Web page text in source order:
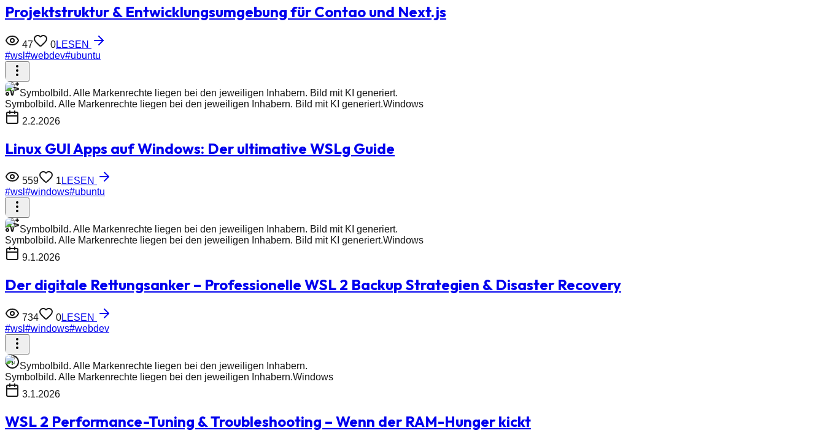
Projektstruktur & Entwicklungsumgebung für Contao und Next.js
47 0LESEN
#wsl #webdev#ubuntu
Symbolbild. Alle Markenrechte liegen bei den jeweiligen Inhabern. Bild mit KI generiert.
Symbolbild. Alle Markenrechte liegen bei den jeweiligen Inhabern. Bild mit KI generiert.Windows
2.2.2026
Linux GUI Apps auf Windows: Der ultimative WSLg Guide
559 1LESEN
#wsl #windows#ubuntu
Symbolbild. Alle Markenrechte liegen bei den jeweiligen Inhabern. Bild mit KI generiert.
Symbolbild. Alle Markenrechte liegen bei den jeweiligen Inhabern. Bild mit KI generiert.Windows
9.1.2026
Der digitale Rettungsanker – Professionelle WSL 2 Backup Strategien & Disaster Recovery
734 0LESEN
#wsl #windows#webdev
Symbolbild. Alle Markenrechte liegen bei den jeweiligen Inhabern.
Symbolbild. Alle Markenrechte liegen bei den jeweiligen Inhabern.Windows
3.1.2026
WSL 2 Performance-Tuning & Troubleshooting – Wenn der RAM-Hunger kickt